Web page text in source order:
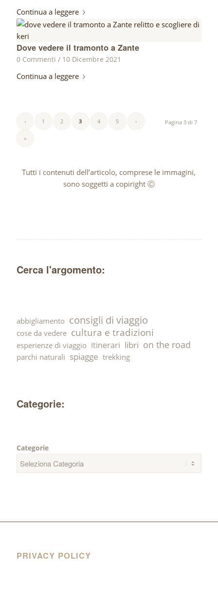
Continua a leggere
Dove vedere il tramonto a Zante
0 Commenti / 10 Dicembre 2021
Continua a leggere
Pagina 3 di 7
‹ 1 2 3 4 5 ›
»
Tutti i contenuti dell’articolo, comprese le immagini,
sono soggetti a copiright Ⓒ
Cerca l'argomento:
abbigliamento consigli di viaggio
cose da vedere cultura e tradizioni
esperienze di viaggio itinerari libri on the road
parchi naturali spiagge trekking
Categorie:
Categorie
PRIVACY POLICY